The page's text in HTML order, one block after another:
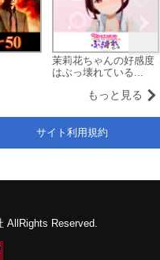
茉莉花ちゃんの好感度
はぶっ壊れている...
もっと見る
AllRights Reserved.
サイト利用規約